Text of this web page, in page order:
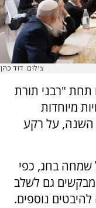
צילום: דוד כהן
תחת "רבני תורת
מיוחדות
השנה, על רקע
שמחה בחג, כפי
גם לשלב
נוספים.